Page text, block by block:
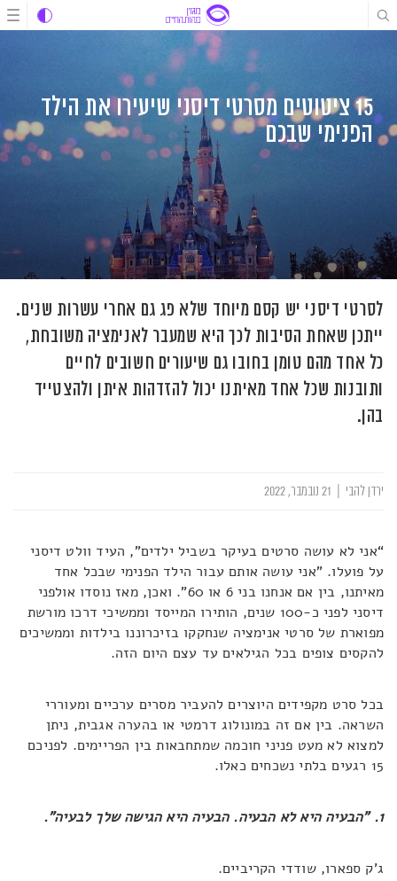
דלג
לתוכן
דלג
דלג
15 ציטוטים מסרטי דיסני שיעירו את הילד
הפנימי שבכם
לסרטי דיסני יש קסם מיוחד שלא פג גם אחרי עשרות שנים.
ייתכן שאחת הסיבות לכך היא שמעבר לאנימציה משובחת,
כל אחד מהם טומן בחובו גם שיעורים חשובים לחיים
ותובנות שכל אחד מאיתנו יכול להזדהות איתן ולהצטייד
בהן.
ירדן להבי
“אני לא עושה סרטים בעיקר בשביל ילדים", העיד וולט דיסני
על פועלו. "אני עושה אותם עבור הילד הפנימי שבכל אחד
מאיתנו, בין אם אנחנו בני 6 או 60". ואכן, מאז נוסדו אולפני
דיסני לפני כ-100 שנים, הותירו המייסד וממשיכי דרכו מורשת
מפוארת של סרטי אנימציה שנחקקו בזיכרוננו בילדות וממשיכים
להקסים צופים בכל הגילאים עד עצם היום הזה.
בכל סרט מקפידים היוצרים להעביר מסרים ערכיים ומעוררי
השראה. בין אם זה במונולוג דרמטי או בהערה אגבית, ניתן
למצוא לא מעט פניני חוכמה שמתחבאות בין הפריימים. לפניכם
15 רגעים בלתי נשכחים כאלו.
1. "הבעיה היא לא הבעיה. הבעיה היא הגישה שלך לבעיה".
ג'ק ספארו, שודדי הקריביים.